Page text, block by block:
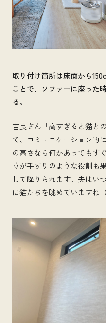
取り付け箇所は床面から
ことで、ソファーに座った
る。
吉良さん「高すぎると猫と
て、コミュニケーション的
の高さなら何かあってもす
立が手すりのような役割も
して降りられます。夫はい
に猫たちを眺めていますね（